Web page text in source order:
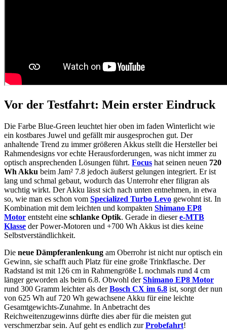
Vor der Testfahrt: Mein erster Eindruck
Die Farbe Blue-Green leuchtet hier oben im faden Winterlicht wie
ein kostbares Juwel und gefällt mir ausgesprochen gut. Der
anhaltende Trend zu immer größeren Akkus stellt die Hersteller bei
Rahmendesigns vor echte Herausforderungen, was nicht immer zu
optisch ansprechenden Lösungen führt. Focus hat seinen neuen 720
Wh Akku beim Jam² 7.8 jedoch äußerst gelungen integriert. Er ist
lang und schmal gebaut, wodurch das Unterrohr eher filigran als
wuchtig wirkt. Der Akku lässt sich nach unten entnehmen, in etwa
so, wie man es schon vom Specialized Turbo Levo gewohnt ist. In
Kombination mit dem leichten und kompakten Shimano EP8
Motor entsteht eine schlanke Optik. Gerade in diesere-MTB
Klasse der Power-Motoren und +700 Wh Akkus ist dies keine
Selbstverständlichkeit.
Die neue Dämpferanlenkung am Oberrohr ist nicht nur optisch ein
Gewinn, sie schafft auch Platz für eine große Trinkflasche. Der
Radstand ist mit 126 cm in Rahmengröße L nochmals rund 4 cm
länger geworden als beim 6.8. Obwohl derShimano EP8 Motor
rund 300 Gramm leichter als derBosch CX im 6.8 ist, sorgt der nun
von 625 Wh auf 720 Wh gewachsene Akku für eine leichte
Gesamtgewichts-Zunahme. In Anbetracht des
Reichweitenzugewinns dürfte dies aber für die meisten gut
verschmerzbar sein. Auf geht es endlich zurProbefahrt!